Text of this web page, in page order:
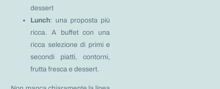
dessert
Lunch: una proposta più
ricca. A buffet con una
ricca selezione di primi e
secondi piatti, contorni,
frutta fresca e dessert.